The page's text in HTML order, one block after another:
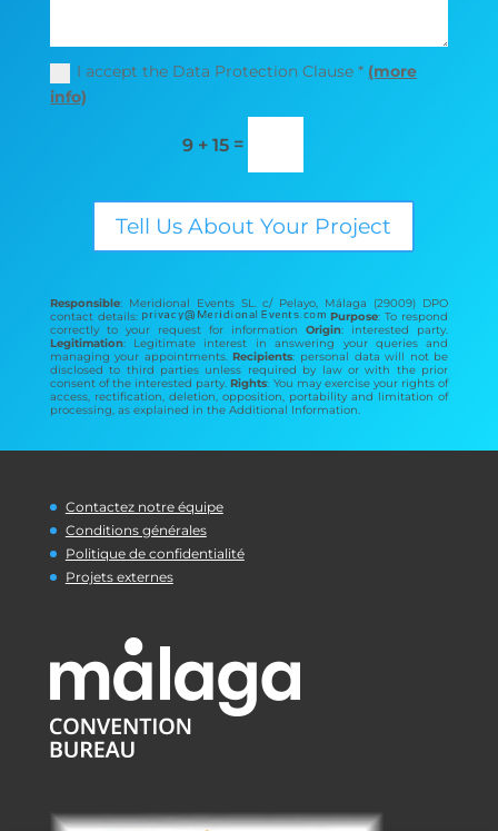
I accept the Data Protection Clause * (more
info)
9 + 15 =
Tell Us About Your Project
Responsible: Meridional Events SL. c/ Pelayo, Málaga (29009) DPO
contact details:
Purpose: To respond
correctly to your request for informationOrigin: interested party.
Legitimation: Legitimate interest in answering your queries and
managing your appointments.Recipients: personal data will not be
disclosed to third parties unless required by law or with the prior
consent of the interested party.Rights: You may exercise your rights of
access, rectification, deletion, opposition, portability and limitation of
processing, as explained in the Additional Information.
Contactez notre équipe
Conditions générales
Politique de confidentialité
Projets externes